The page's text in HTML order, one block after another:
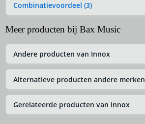
Combinatievoordeel (3)
Meer producten bij Bax Music
Andere producten van Innox
Alternatieve producten andere merken
Gerelateerde producten van Innox